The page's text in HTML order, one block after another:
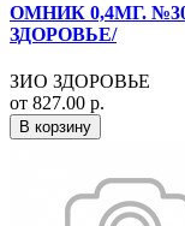
ОМНИК 0,4МГ.
ЗДОРОВЬЕ/
ЗИО ЗДОРОВЬЕ
от 827.00 р.
В корзину